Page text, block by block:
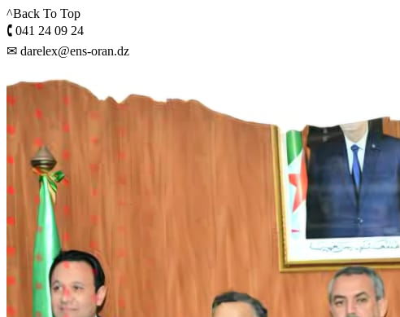
^Back To Top
🕻 041 24 09 24
✉ darelex@ens-oran.dz